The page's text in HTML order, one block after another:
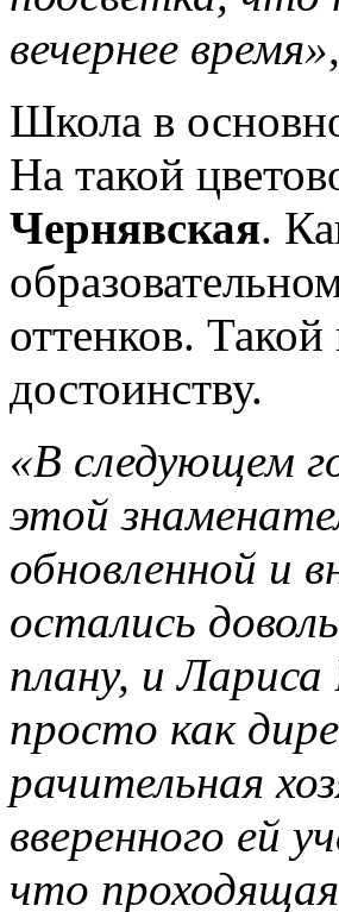
вечернее время»
Школа в
На такой
Чернявская.
оттенков.
достоинству.
«В следующем
этой
обновленной и
остались
плану, и Лариса
просто как
рачительная
вверенного ей
что проходящая